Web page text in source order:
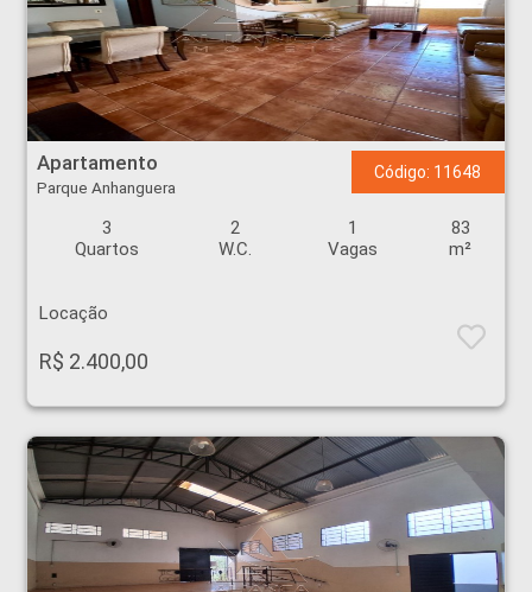
Apartamento - Parque Anhanguera - Ribeirão Preto
Apartamento
Parque Anhanguera
Código: 11648
3
Quartos
2
W.C.
1
Vagas
83
m²
Locação
R$ 2.400,00